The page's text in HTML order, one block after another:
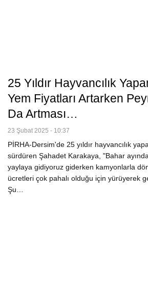
25 Yıldır Hayvancılık
Yem Fiyatları Artarken
Da Artması…
23 Şubat 2025 - 10:37
PİRHA-Dersim'de 25 yıldır hayvancılık
sürdüren Şahadet Karakaya, "Bahar
yaylaya gidiyoruz giderken kamyonlarla
ücretleri çok pahalı olduğu için yürüyerek
Şu…